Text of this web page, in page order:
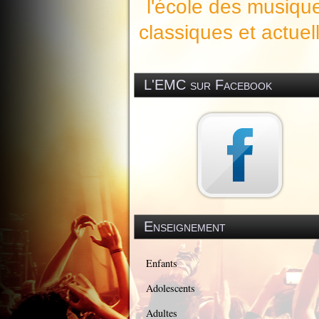
l'école des
classiques et
L'EMC sur Facebook
Enseignement
Enfants
Adolescents
Adultes